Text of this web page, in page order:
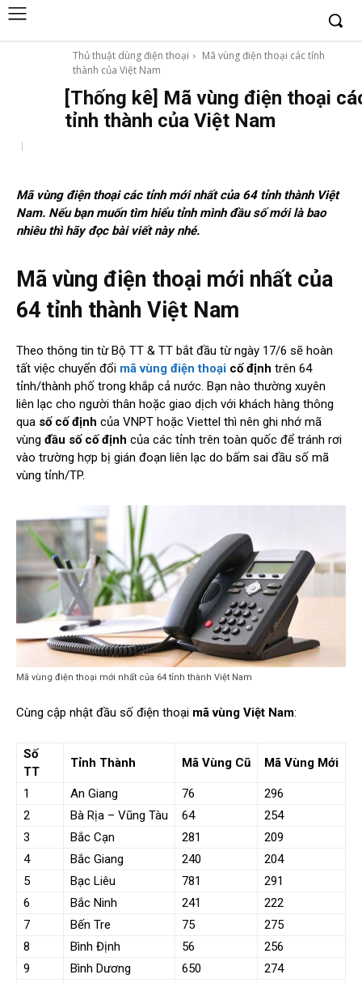
Thủ thuật dùng điện thoại
Mã vùng điện thoại các tỉnh
thành của Việt Nam
[Thống kê] Mã vùng điện thoại
tỉnh thành của Việt Nam
Mã vùng điện thoại các tỉnh mới nhất của 64 tỉnh thành Việt
Nam. Nếu bạn muốn tìm hiểu tỉnh mình đầu số mới là bao
nhiêu thì hãy đọc bài viết này nhé.
Mã vùng điện thoại mới nhất của
64 tỉnh thành Việt Nam
Theo thông tin từ Bộ TT & TT bắt đầu từ ngày 17/6 sẽ hoàn
tất việc chuyển đổi mã vùng điện thoại cố định trên 64
tỉnh/thành phố trong khắp cả nước. Bạn nào thường xuyên
liên lạc cho người thân hoặc giao dịch với khách hàng thông
qua số cố định của VNPT hoặc Viettel thì nên ghi nhớ mã
vùng đầu số cố định của các tỉnh trên toàn quốc để tránh rơi
vào trường hợp bị gián đoạn liên lạc do bấm sai đầu số mã
vùng tỉnh/TP.
Mã vùng điện thoại mới nhất của 64 tỉnh thành Việt Nam
Cùng cập nhật đầu số điện thoại mã vùng Việt Nam:
Số
TT
Tỉnh Thành Mã Vùng Cũ Mã Vùng Mới
1 An Giang 76
296
2
Bà Rịa – Vũng Tàu 64
254
3
Bắc Cạn 281
209
4
Bắc Giang 240
204
5
Bạc Liêu 781
291
6
Bắc Ninh 241
222
7
Bến Tre 75
275
8
Bình Định 56
256
9
Bình Dương 650
274